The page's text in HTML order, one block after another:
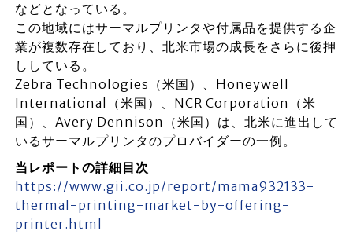
などとなっている。
この地域にはサーマルプリンタや付属品を提供する企
業が複数存在しており、北米市場の成長をさらに後押
ししている。
Zebra Technologies（米国）、Honeywell
International（米国）、NCR Corporation（米
国）、Avery Dennison（米国）は、北米に進出して
いるサーマルプリンタのプロバイダーの一例。
当レポートの詳細目次
https://www.gii.co.jp/report/mama932133-
thermal-printing-market-by-offering-
printer.html